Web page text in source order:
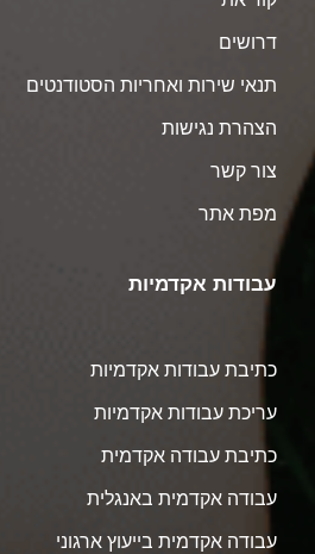
דרושים
תנאי שירות ואחריות הסטודנטים
הצהרת נגישות
צור קשר
מפת אתר
עבודות אקדמיות
כתיבת עבודות אקדמיות
עריכת עבודות אקדמיות
כתיבת עבודה אקדמית
עבודה אקדמית באנגלית
עבודה אקדמית בייעוץ ארגוני